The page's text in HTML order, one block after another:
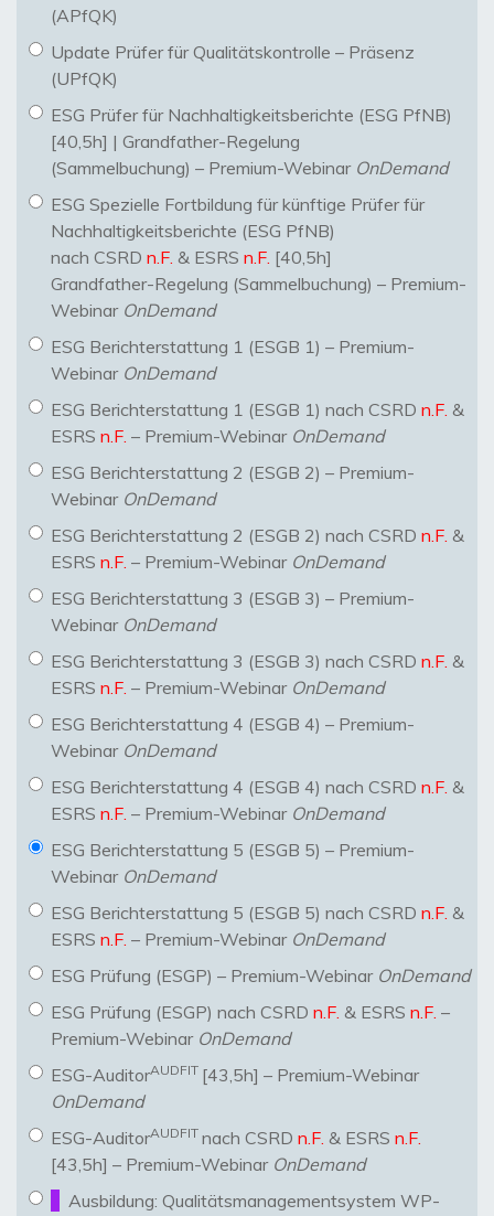
(APfQK)
Update Prüfer für Qualitätskontrolle – Präsenz
(UPfQK)
ESG Prüfer für Nachhaltigkeitsberichte (ESG PfNB)
[40,5h] | Grandfather-Regelung
(Sammelbuchung) – Premium-Webinar OnDemand
ESG Spezielle Fortbildung für künftige Prüfer für
Nachhaltigkeitsberichte (ESG PfNB)
nach CSRD n.F. & ESRS n.F. [40,5h]
Grandfather-Regelung (Sammelbuchung) – Premium-
Webinar OnDemand
ESG Berichterstattung 1 (ESGB 1) – Premium-
Webinar OnDemand
ESG Berichterstattung 1 (ESGB 1) nach CSRD n.F. &
ESRS n.F. – Premium-Webinar OnDemand
ESG Berichterstattung 2 (ESGB 2) – Premium-
Webinar OnDemand
ESG Berichterstattung 2 (ESGB 2) nach CSRD n.F. &
ESRS n.F. – Premium-Webinar OnDemand
ESG Berichterstattung 3 (ESGB 3) – Premium-
Webinar OnDemand
ESG Berichterstattung 3 (ESGB 3) nach CSRD n.F. &
ESRS n.F. – Premium-Webinar OnDemand
ESG Berichterstattung 4 (ESGB 4) – Premium-
Webinar OnDemand
ESG Berichterstattung 4 (ESGB 4) nach CSRD n.F. &
ESRS n.F. – Premium-Webinar OnDemand
ESG Berichterstattung 5 (ESGB 5) – Premium-
Webinar OnDemand
ESG Berichterstattung 5 (ESGB 5) nach CSRD n.F. &
ESRS n.F. – Premium-Webinar OnDemand
ESG Prüfung (ESGP) – Premium-Webinar OnDemand
ESG Prüfung (ESGP) nach CSRD n.F. & ESRS n.F. –
Premium-Webinar OnDemand
ESG-AuditorAUDFIT [43,5h] – Premium-Webinar
OnDemand
ESG-AuditorAUDFIT nach CSRD n.F. & ESRS n.F.
[43,5h] – Premium-Webinar OnDemand
Ausbildung: Qualitätsmanagementsystem WP-